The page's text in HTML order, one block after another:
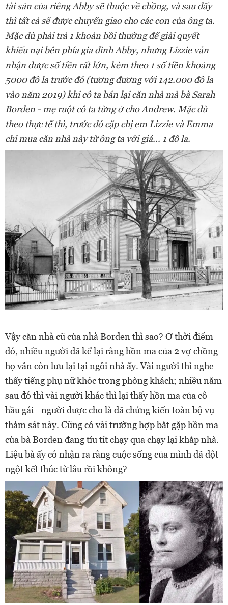
tài sản của riêng Abby sẽ thuộc về chồng, và sau đấy
thì tất cả sẽ được chuyển giao cho các con của ông ta.
Mặc dù phải trả 1 khoản bồi thường để giải quyết
khiếu nại bên phía gia đình Abby, nhưng Lizzie vẫn
nhận được số tiền rất lớn, kèm theo 1 số tiền khoảng
5000 đô la trước đó (tương đương với 142.000 đô la
vào năm 2019) khi cô ta bán lại căn nhà mà bà Sarah
Borden - mẹ ruột cô ta từng ở cho Andrew. Mặc dù
theo thực tế thì, trước đó cặp chị em Lizzie và Emma
chỉ mua căn nhà này từ ông ta với giá... 1 đô la.
Vậy căn nhà cũ của nhà Borden thì sao? Ở thời điểm
đó, nhiều người đã kể lại rằng hồn ma của 2 vợ chồng
họ vẫn còn lưu lại tại ngôi nhà ấy. Vài người thì nghe
thấy tiếng phụ nữ khóc trong phòng khách; nhiều năm
sau đó thì vài người khác thì lại thấy hồn ma của cô
hầu gái - người được cho là đã chứng kiến toàn bộ vụ
thảm sát này. Cũng có vài trường hợp bắt gặp hồn ma
của bà Borden đang tíu tít chạy qua chạy lại khắp nhà.
Liệu bà ấy có nhận ra rằng cuộc sống của mình đã đột
ngột kết thúc từ lâu rồi không?